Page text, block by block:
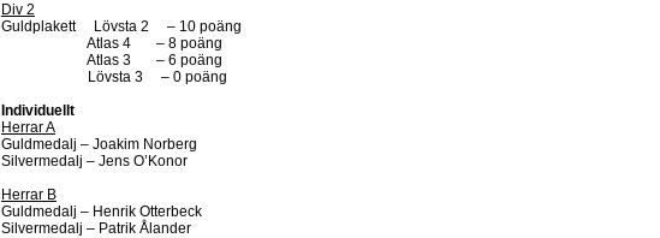
Div 2
Guldplakett Lövsta 2 – 10 poäng
Atlas 4 – 8 poäng
Atlas 3 – 6 poäng
Lövsta 3 – 0 poäng
Individuellt
Herrar A
Guldmedalj – Joakim Norberg
Silvermedalj – Jens O’Konor
Herrar B
Guldmedalj – Henrik Otterbeck
Silvermedalj – Patrik Ålander